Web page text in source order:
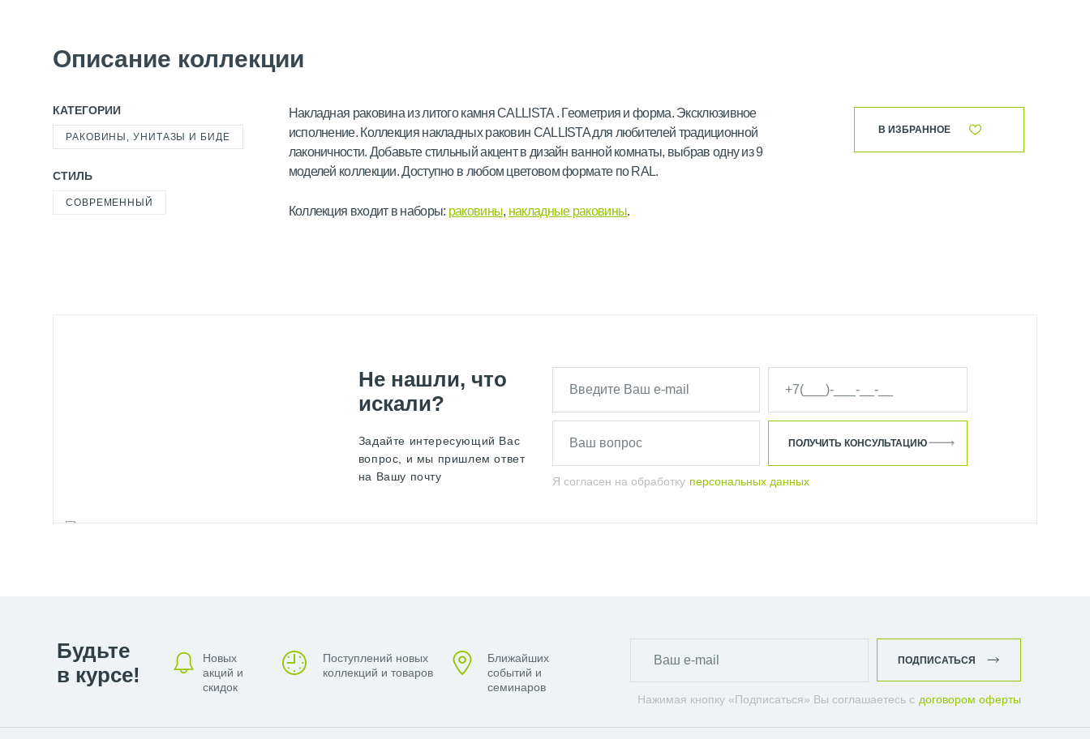
Описание коллекции
КАТЕГОРИИ
РАКОВИНЫ, УНИТАЗЫ И БИДЕ
СТИЛЬ
СОВРЕМЕННЫЙ
Накладная раковина из литого камня CALLISTA . Геометрия и форма. Эксклюзивное
исполнение. Коллекция накладных раковин CALLISTA для любителей традиционной
лаконичности. Добавьте стильный акцент в дизайн ванной комнаты, выбрав одну из 9
моделей коллекции. Доступно в любом цветовом формате по RAL.
Коллекция входит в наборы: раковины, накладные раковины.
В ИЗБРАННОЕ
Не нашли, что
искали?
Задайте интересующий Вас
вопрос, и мы пришлем ответ
на Вашу почту
Я согласен на обработку персональных данных
ПОЛУЧИТЬ КОНСУЛЬТАЦИЮ
Будьте
в курсе!
Новых
акций и
скидок
Поступлений новых
коллекций и товаров
Ближайших
событий и
семинаров
Нажимая кнопку «Подписаться» Вы соглашаетесь с договором оферты
ПОДПИСАТЬСЯ